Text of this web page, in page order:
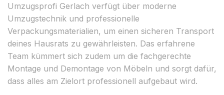
Umzugsprofi Gerlach verfügt über moderne
Umzugstechnik und professionelle
Verpackungsmaterialien, um einen sicheren Transport
deines Hausrats zu gewährleisten. Das erfahrene
Team kümmert sich zudem um die fachgerechte
Montage und Demontage von Möbeln und sorgt dafür,
dass alles am Zielort professionell aufgebaut wird.